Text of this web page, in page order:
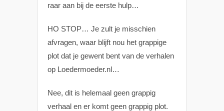
raar aan bij de eerste hulp…
HO STOP… Je zult je misschien
afvragen, waar blijft nou het grappige
plot dat je gewent bent van de verhalen
op Loedermoeder.nl…
Nee, dit is helemaal geen grappig
verhaal en er komt geen grappig plot.